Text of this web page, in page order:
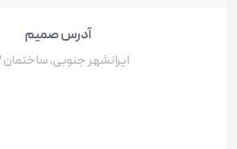
آدرس صمیم
ایرانشهر جنوبی، ساختمان 47